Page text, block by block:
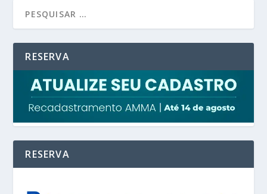
RESERVA
RESERVA